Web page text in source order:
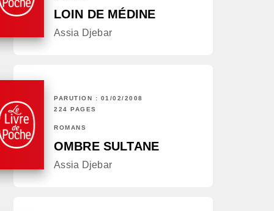
LOIN DE MÉDINE
Assia Djebar
PARUTION : 01/02/2008
224 PAGES
ROMANS
OMBRE SULTANE
Assia Djebar